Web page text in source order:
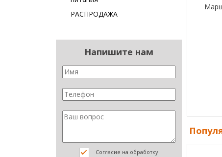
РАСПРОДАЖА
Напишите нам
Согласие на обработку